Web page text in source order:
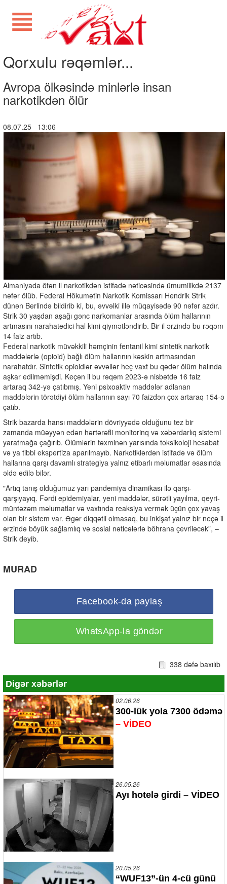
Qorxulu rəqəmlər...
Avropa ölkəsində minlərlə insan
narkotikdən ölür
08.07.25 13:06
Almaniyada ötən il narkotikdən istifadə nəticəsində ümumilikdə 2137
nəfər ölüb. Federal Hökumətin Narkotik Komissarı Hendrik Strik
dünən Berlində bildirib ki, bu, əvvəlki illə müqayisədə 90 nəfər azdır.
Strik 30 yaşdan aşağı gənc narkomanlar arasında ölüm hallarının
artmasını narahatedici hal kimi qiymətləndirib. Bir il ərzində bu rəqəm
14 faiz artıb.
Federal narkotik müvəkkili həmçinin fentanil kimi sintetik narkotik
maddələrlə (opioid) bağlı ölüm hallarının kəskin artmasından
narahatdır. Sintetik opioidlər əvvəllər heç vaxt bu qədər ölüm halında
aşkar edilməmişdi. Keçən il bu rəqəm 2023-ə nisbətdə 16 faiz
artaraq 342-yə çatıbmış. Yeni psixoaktiv maddələr adlanan
maddələrin törətdiyi ölüm hallarının sayı 70 faizdən çox artaraq 154-ə
çatıb.
Strik bazarda hansı maddələrin dövriyyədə olduğunu tez bir
zamanda müəyyən edən hərtərəfli monitorinq və xəbərdarlıq sistemi
yaratmağa çağırıb. Ölümlərin təxminən yarısında toksikoloji hesabat
və ya tibbi ekspertiza aparılmayıb. Narkotiklərdən istifadə və ölüm
hallarına qarşı davamlı strategiya yalnız etibarlı məlumatlar əsasında
əldə edilə bilər.
"Artıq tanış olduğumuz yarı pandemiya dinamikası ilə qarşı-
qarşıyayıq. Fərdi epidemiyalar, yeni maddələr, sürətli yayılma, qeyri-
müntəzəm məlumatlar və vaxtında reaksiya vermək üçün çox yavaş
olan bir sistem var. Əgər diqqətli olmasaq, bu inkişaf yalnız bir neçə il
ərzində böyük sağlamlıq və sosial nəticələrlə böhrana çevriləcək”, –
Strik deyib.
MURAD
Facebook-da paylaş
WhatsApp-la göndər
338 dəfə baxılıb
Digər xəbərlər
02.06.26
300-lük yola 7300 ödəmə
– VİDEO
26.05.26
Ayı hotelə girdi – VİDEO
20.05.26
“WUF13”-ün 4-cü günü